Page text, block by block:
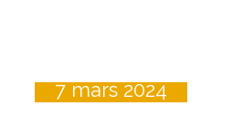
7 mars 2024